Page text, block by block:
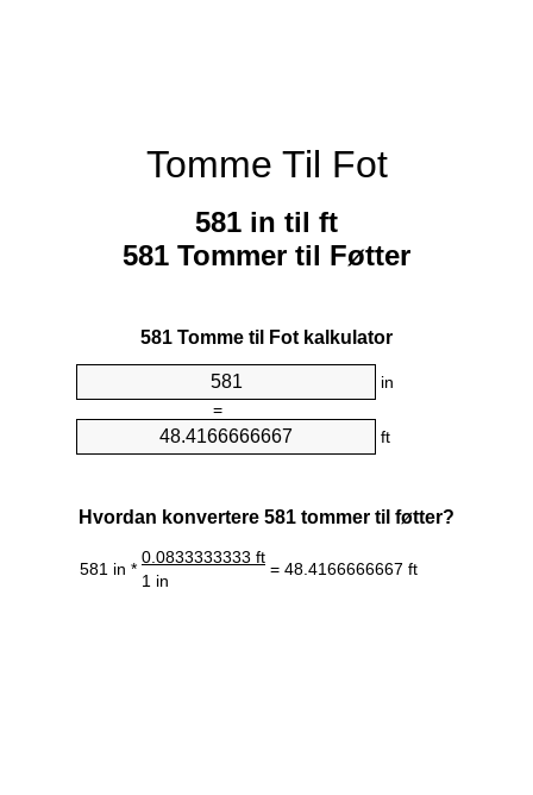
Tomme Til Fot
581 in til ft
581 Tommer til Føtter
581 Tomme til Fot kalkulator
in
=
ft
Hvordan konvertere 581 tommer til føtter?
581 in *
0.0833333333 ft
= 48.4166666667 ft
1 in